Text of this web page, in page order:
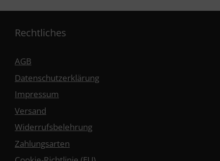
Rechtliches
AGB
Datenschutzerklärung
Impressum
Versand
Widerrufsbelehrung
Zahlungsarten